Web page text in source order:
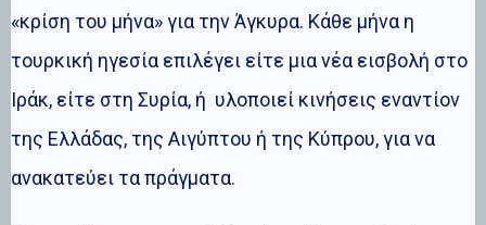
«κρίση του μήνα» για την Άγκυρα. Κάθε μήνα η
τουρκική ηγεσία επιλέγει είτε μια νέα εισβολή στο
Ιράκ, είτε στη Συρία, ή υλοποιεί κινήσεις εναντίον
της Ελλάδας, της Αιγύπτου ή της Κύπρου, για να
ανακατεύει τα πράγματα.